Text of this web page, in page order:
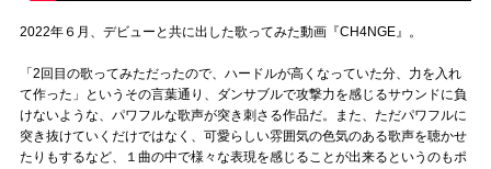
2022年６月、デビューと共に出した歌ってみた動画『CH4NGE』。
「2回目の歌ってみただったので、ハードルが高くなっていた分、力を入れ
て作った」というその言葉通り、ダンサブルで攻撃力を感じるサウンドに負
けないような、パワフルな歌声が突き刺さる作品だ。また、ただパワフルに
突き抜けていくだけではなく、可愛らしい雰囲気の色気のある歌声を聴かせ
たりもするなど、１曲の中で様々な表現を感じることが出来るというのもポ